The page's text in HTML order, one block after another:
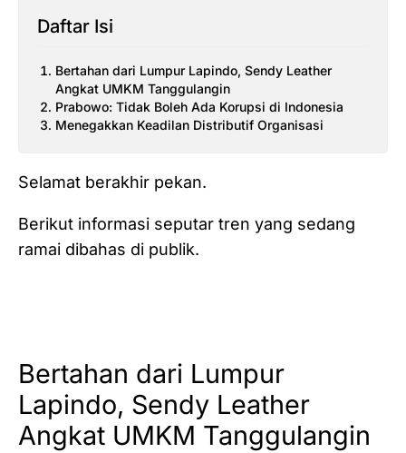
Daftar Isi
Bertahan dari Lumpur Lapindo, Sendy Leather
Angkat UMKM Tanggulangin
Prabowo: Tidak Boleh Ada Korupsi di Indonesia
Menegakkan Keadilan Distributif Organisasi
Selamat berakhir pekan.
Berikut informasi seputar tren yang sedang
ramai dibahas di publik.
Bertahan dari Lumpur
Lapindo, Sendy Leather
Angkat UMKM Tanggulangin